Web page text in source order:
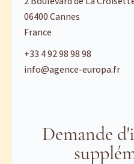
06400Cannes
France
+33 4 92 98 98 98
info@agence-europa.fr
Demande